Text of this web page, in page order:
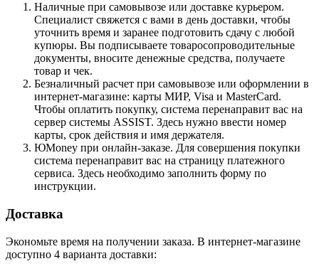
Наличные при самовывозе или доставке курьером.
Специалист свяжется с вами в день доставки, чтобы
уточнить время и заранее подготовить сдачу с любой
купюры. Вы подписываете товаросопроводительные
документы, вносите денежные средства, получаете
товар и чек.
Безналичный расчет при самовывозе или оформлении в
интернет-магазине: карты МИР, Visa и MasterCard.
Чтобы оплатить покупку, система перенаправит вас на
сервер системы ASSIST. Здесь нужно ввести номер
карты, срок действия и имя держателя.
ЮMoney при онлайн-заказе. Для совершения покупки
система перенаправит вас на страницу платежного
сервиса. Здесь необходимо заполнить форму по
инструкции.
Доставка
Экономьте время на получении заказа. В интернет-магазине
доступно 4 варианта доставки: